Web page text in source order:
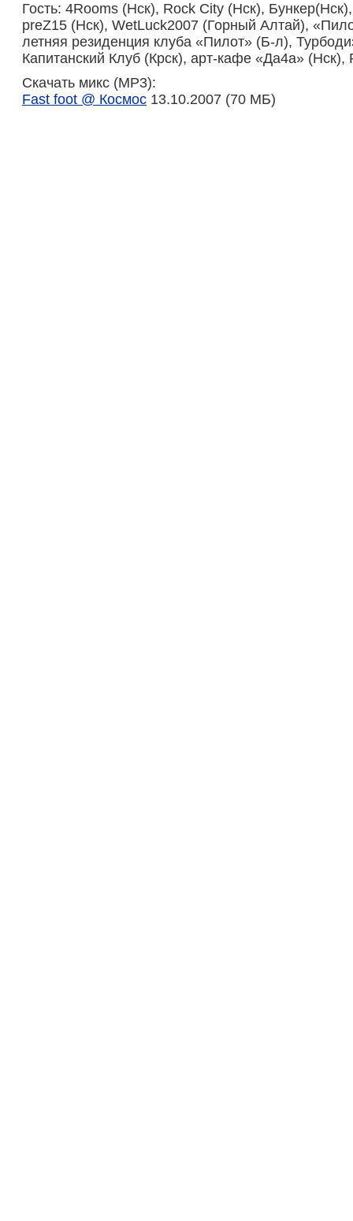
Гость: 4Rooms (Нск), Rock City (Нск),
preZ15 (Нск), WetLuck2007 (Горный Алтай),
летняя резиденция клуба «Пилот» (Б-л),
Капитанский Клуб (Крск), арт-кафе «Да4а» (Нск),
Скачать микс (MP3):
Fast foot @ Космос 13.10.2007 (70 МБ)